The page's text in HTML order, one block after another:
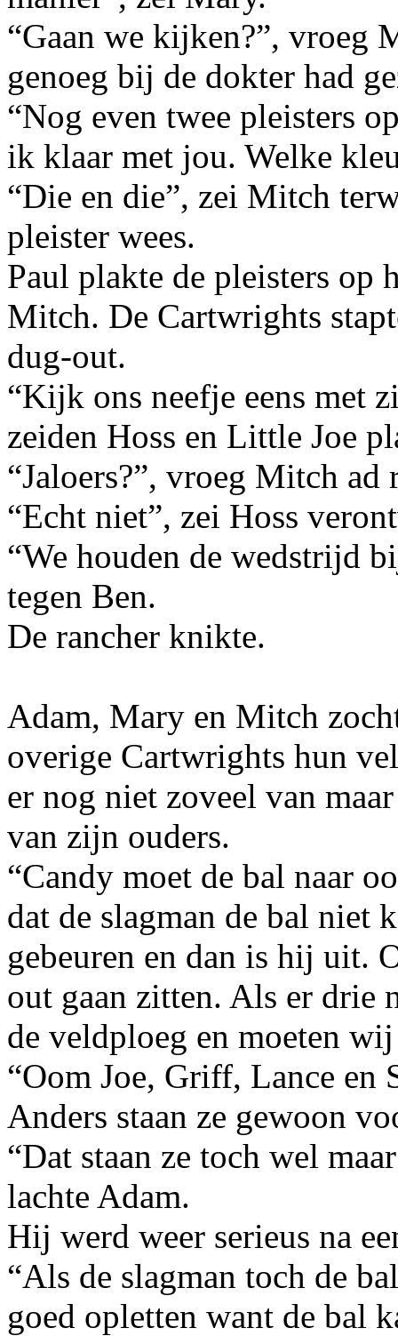
“Gaan we kijken?”, vroeg
genoeg bij de dokter had
“Nog even twee pleisters
ik klaar met jou. Welke
“Die en die”, zei Mitch
pleister wees.
Paul plakte de pleisters op
Mitch. De Cartwrights
dug-out.
“Kijk ons neefje eens met
zeiden Hoss en Little Joe
“Jaloers?”, vroeg Mitch ad
“Echt niet”, zei Hoss
“We houden de wedstrijd
tegen Ben.
De rancher knikte.
Adam, Mary en Mitch
overige Cartwrights hun
er nog niet zoveel van
van zijn ouders.
“Candy moet de bal naar
dat de slagman de bal niet
gebeuren en dan is hij uit.
out gaan zitten. Als er drie
de veldploeg en moeten
“Oom Joe, Griff, Lance en
Anders staan ze gewoon
“Dat staan ze toch wel
lachte Adam.
Hij werd weer serieus na
“Als de slagman toch de
goed opletten want de bal